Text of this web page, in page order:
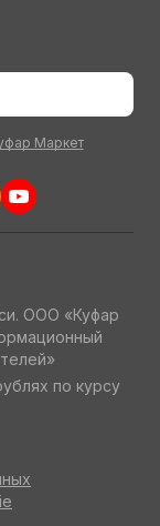
Маркет
ООО «Куфар
по курсу